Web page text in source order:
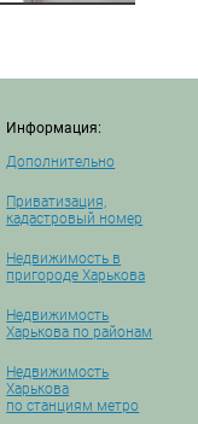
Информация:
Дополнительно
Приватизация,
кадастровый номер
Недвижимость в
пригороде Харькова
Недвижимость
Харькова по районам
Недвижимость
Харькова
по станциям метро